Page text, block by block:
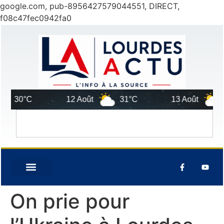
google.com, pub-8956427579044551, DIRECT,
f08c47fec0942fa0
30°C 12 Août 31°C 13 Août
On prie pour